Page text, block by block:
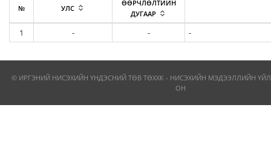
№ УЛС
ӨӨРЧЛӨЛТИЙН
ДУГААР
1 - - -
© ИРГЭНИЙ НИСЭХИЙН ҮНДЭСНИЙ ТӨВ ТӨХХК - НИСЭХИЙН МЭДЭЭЛЛИЙН
ОН